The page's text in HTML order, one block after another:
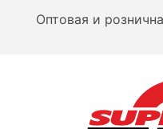
Оптовая и